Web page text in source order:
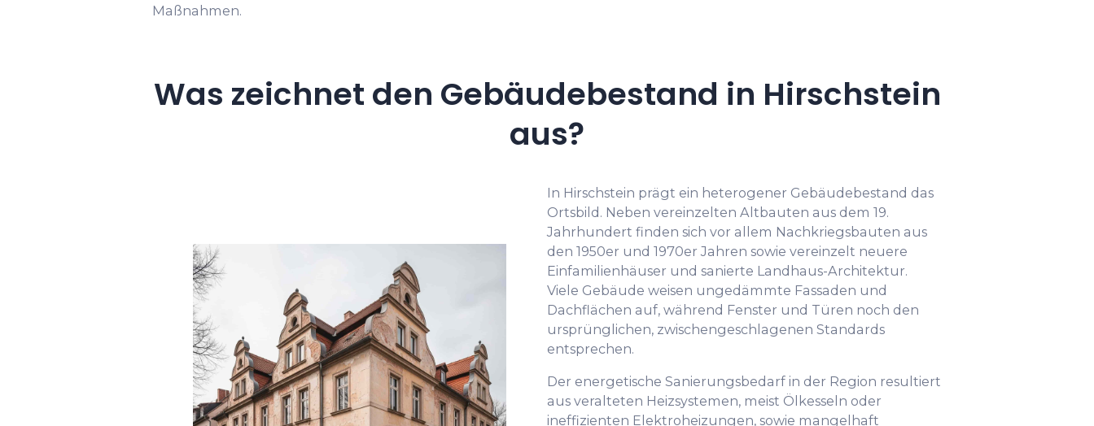
Maßnahmen.
Was zeichnet den Gebäudebestand in Hirschstein
aus?
In Hirschstein prägt ein heterogener Gebäudebestand das
Ortsbild. Neben vereinzelten Altbauten aus dem 19.
Jahrhundert finden sich vor allem Nachkriegsbauten aus
den 1950er und 1970er Jahren sowie vereinzelt neuere
Einfamilienhäuser und sanierte Landhaus-Architektur.
Viele Gebäude weisen ungedämmte Fassaden und
Dachflächen auf, während Fenster und Türen noch den
ursprünglichen, zwischengeschlagenen Standards
entsprechen.
Der energetische Sanierungsbedarf in der Region resultiert
aus veralteten Heizsystemen, meist Ölkesseln oder
ineffizienten Elektroheizungen, sowie mangelhaft